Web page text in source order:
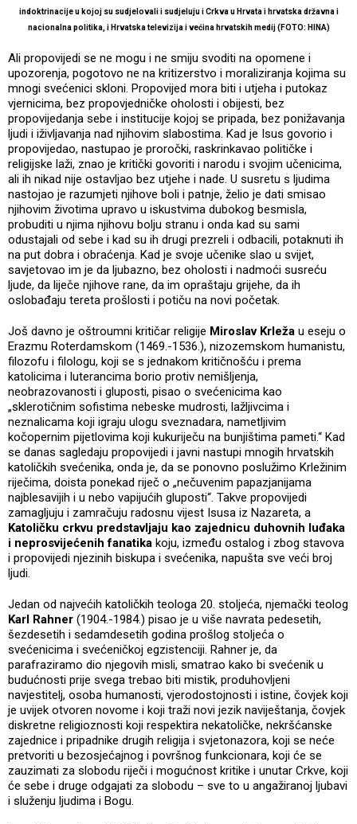
indoktrinacije u kojoj su sudjelovali i sudjeluju i Crkva u Hrvata i hrvatska državna i
nacionalna politika, i Hrvatska televizija i većina hrvatskih medij (FOTO: HINA)
Ali propovijedi se ne mogu i ne smiju svoditi na opomene i
upozorenja, pogotovo ne na kritizerstvo i moraliziranja kojima su
mnogi svećenici skloni. Propovijed mora biti i utjeha i putokaz
vjernicima, bez propovjedničke oholosti i obijesti, bez
propovijedanja sebe i institucije kojoj se pripada, bez ponižavanja
ljudi i iživljavanja nad njihovim slabostima. Kad je Isus govorio i
propovijedao, nastupao je proročki, raskrinkavao političke i
religijske laži, znao je kritički govoriti i narodu i svojim učenicima,
ali ih nikad nije ostavljao bez utjehe i nade. U susretu s ljudima
nastojao je razumjeti njihove boli i patnje, želio je dati smisao
njihovim životima upravo u iskustvima dubokog besmisla,
probuditi u njima njihovu bolju stranu i onda kad su sami
odustajali od sebe i kad su ih drugi prezreli i odbacili, potaknuti ih
na put dobra i obraćenja. Kad je svoje učenike slao u svijet,
savjetovao im je da ljubazno, bez oholosti i nadmoći susreću
ljude, da liječe njihove rane, da im opraštaju grijehe, da ih
oslobađaju tereta prošlosti i potiču na novi početak.
Još davno je oštroumni kritičar religije Miroslav Krleža u eseju o
Erazmu Roterdamskom (1469.-1536.), nizozemskom humanistu,
filozofu i filologu, koji se s jednakom kritičnošću i prema
katolicima i luterancima borio protiv nemišljenja,
neobrazovanosti i gluposti, pisao o svećenicima kao
„sklerotičnim sofistima nebeske mudrosti, lažljivcima i
neznalicama koji igraju ulogu sveznadara, nametljivim
kočopernim pijetlovima koji kukuriječu na bunjištima pameti.“ Kad
se danas sagledaju propovijedi i javni nastupi mnogih hrvatskih
katoličkih svećenika, onda je, da se ponovno poslužimo Krležinim
riječima, doista ponekad riječ o „nečuvenim papazjanijama
najblesavijih i u nebo vapijućih gluposti“. Takve propovijedi
zamagljuju i zamračuju radosnu vijest Isusa iz Nazareta, a
Katoličku crkvu predstavljaju kao zajednicu duhovnih luđaka
i neprosvijećenih fanatika koju, između ostalog i zbog stavova
i propovijedi njezinih biskupa i svećenika, napušta sve veći broj
ljudi.
Jedan od najvećih katoličkih teologa 20. stoljeća, njemački teolog
Karl Rahner (1904.-1984.) pisao je u više navrata pedesetih,
šezdesetih i sedamdesetih godina prošlog stoljeća o
svećenicima i svećeničkoj egzistenciji. Rahner je, da
parafraziramo dio njegovih misli, smatrao kako bi svećenik u
budućnosti prije svega trebao biti mistik, produhovljeni
navjestitelj, osoba humanosti, vjerodostojnosti i istine, čovjek koji
je uvijek otvoren novome i koji traži novi jezik naviještanja, čovjek
diskretne religioznosti koji respektira nekatoličke, nekršćanske
zajednice i pripadnike drugih religija i svjetonazora, koji se neće
pretvoriti u bezosjećajnog i površnog funkcionara, koji će se
zauzimati za slobodu riječi i mogućnost kritike i unutar Crkve, koji
će sebe i druge odgajati za slobodu – sve to u angažiranoj ljubavi
i služenju ljudima i Bogu.